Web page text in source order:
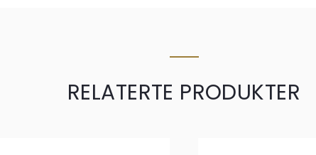
RELATERTE PRODUKTER